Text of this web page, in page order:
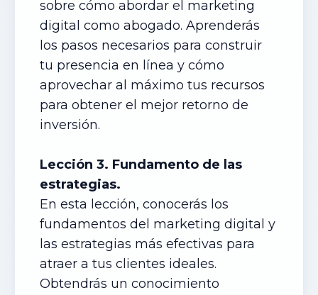
sobre cómo abordar el marketing
digital como abogado. Aprenderás
los pasos necesarios para construir
tu presencia en línea y cómo
aprovechar al máximo tus recursos
para obtener el mejor retorno de
inversión.
Lección 3. Fundamento de las
estrategias.
En esta lección, conocerás los
fundamentos del marketing digital y
las estrategias más efectivas para
atraer a tus clientes ideales.
Obtendrás un conocimiento